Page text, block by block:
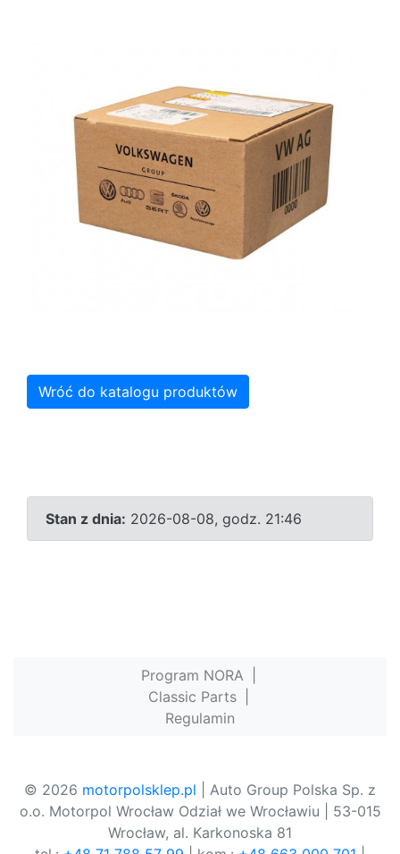
Wróć do katalogu produktów
Stan z dnia: 2026-08-08, godz. 21:46
Program NORA
Classic Parts
Regulamin
© 2026 motorpolsklep.pl | Auto Group Polska Sp. z
o.o. Motorpol Wrocław Odział we Wrocławiu | 53-015
Wrocław, al. Karkonoska 81